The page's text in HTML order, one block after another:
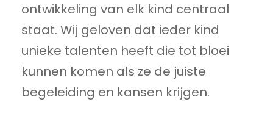
ontwikkeling van elk kind centraal
staat. Wij geloven dat ieder kind
unieke talenten heeft die tot bloei
kunnen komen als ze de juiste
begeleiding en kansen krijgen.